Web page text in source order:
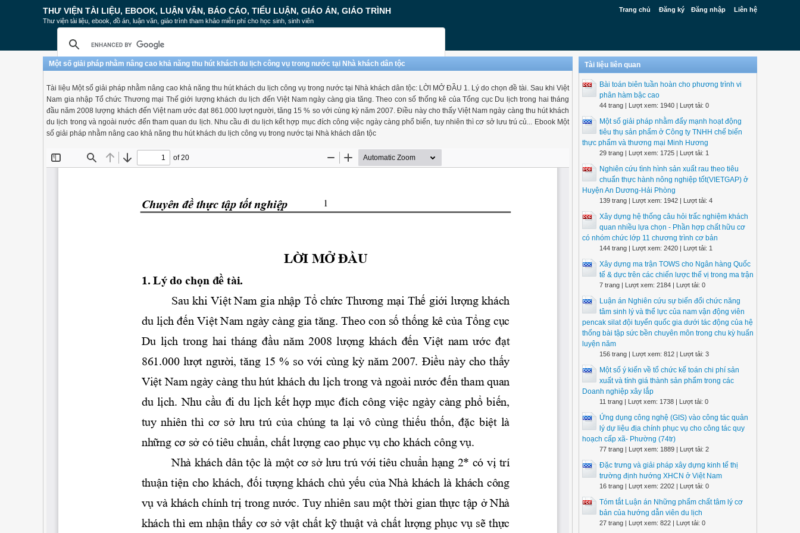
Trang chủ Đăng ký Đăng nhập Liên hệ
THƯ VIỆN TÀI LIỆU, EBOOK, LUẬN VĂN, BÁO CÁO, TIỂU LUẬN, GIÁO ÁN, GIÁO TRÌNH
Thư viện tài liệu, ebook, đồ án, luận văn, giáo trình tham khảo miễn phí cho học sinh, sinh viên
Một số giải pháp nhằm nâng cao khả năng thu hút khách du lịch công vụ trong nước tại Nhà khách dân tộc
Tài liệu Một số giải pháp nhằm nâng cao khả năng thu hút khách du lịch công vụ trong nước tại Nhà khách dân tộc: LỜI MỞ ĐẦU 1. Lý do chọn đề tài. Sau khi Việt
Nam gia nhập Tổ chức Thương mại Thế giới lượng khách du lịch đến Việt Nam ngày càng gia tăng. Theo con số thống kê của Tổng cục Du lịch trong hai tháng
đầu năm 2008 lượng khách đến Việt nam ước đạt 861.000 lượt người, tăng 15 % so với cùng kỳ năm 2007. Điều này cho thấy Việt Nam ngày càng thu hút khách
du lịch trong và ngoài nước đến tham quan du lịch. Nhu cầu đi du lịch kết hợp mục đích công việc ngày càng phổ biến, tuy nhiên thì cơ sở lưu trú củ... Ebook Một
số giải pháp nhằm nâng cao khả năng thu hút khách du lịch công vụ trong nước tại Nhà khách dân tộc
Tài liệu liên quan
Bài toán biên tuần hoàn cho phương trình vi
phân hàm bậc cao
44 trang | Lượt xem: 1940 | Lượt tải: 0
Một số giải pháp nhằm đẩy mạnh hoạt động
tiêu thụ sản phẩm ở Công ty TNHH chế biến
thực phẩm và thương mại Minh Hương
29 trang | Lượt xem: 1725 | Lượt tải: 1
Nghiên cứu tình hình sản xuất rau theo tiêu
chuẩn thực hành nông nghiệp tốt(VIETGAP) ở
Huyện An Dương-Hải Phòng
139 trang | Lượt xem: 1942 | Lượt tải: 4
Xây dựng hệ thống câu hỏi trấc nghiệm khách
quan nhiều lựa chọn - Phần hợp chất hữu cơ
có nhóm chức lớp 11 chương trình cơ bản
144 trang | Lượt xem: 2420 | Lượt tải: 1
Xây dựng ma trận TOWS cho Ngân hàng Quốc
tế & dực trên các chiến lược thế vị trong ma trận
7 trang | Lượt xem: 2184 | Lượt tải: 0
Luận án Nghiên cứu sự biến đổi chức năng
tâm sinh lý và thể lực của nam vận động viên
pencak silat đội tuyển quốc gia dưới tác động của hệ
thống bài tập sức bền chuyên môn trong chu kỳ huấn
luyện năm
156 trang | Lượt xem: 812 | Lượt tải: 3
Một số ý kiến về tổ chức kế toán chi phí sản
xuất và tính giá thành sản phẩm trong các
Doanh nghiệp xây lắp
11 trang | Lượt xem: 1738 | Lượt tải: 0
Ứng dụng công nghệ (GIS) vào công tác quản
lý dự liệu địa chính phục vụ cho công tác quy
hoạch cấp xã- Phường (74tr)
77 trang | Lượt xem: 1889 | Lượt tải: 2
Đặc trưng và giải pháp xây dựng kinh tế thị
trường định hướng XHCN ở Việt Nam
16 trang | Lượt xem: 2202 | Lượt tải: 0
Tóm tắt Luận án Những phẩm chất tâm lý cơ
bản của hướng dẫn viên du lịch
27 trang | Lượt xem: 822 | Lượt tải: 0